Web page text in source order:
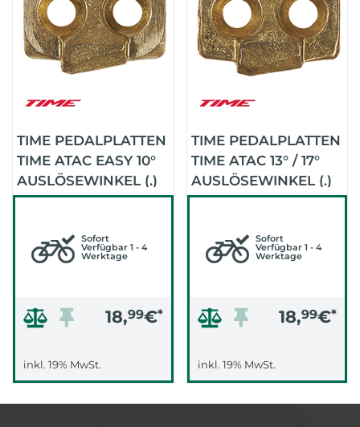
TIME PEDALPLATTEN
TIME ATAC EASY 10°
AUSLÖSEWINKEL (.)
Sofort
Verfügbar 1 - 4
Werktage
18,99€*
inkl. 19% MwSt.
TIME PEDALPLATTEN
TIME ATAC 13° / 17°
AUSLÖSEWINKEL (.)
Sofort
Verfügbar 1 - 4
Werktage
18,99€*
inkl. 19% MwSt.